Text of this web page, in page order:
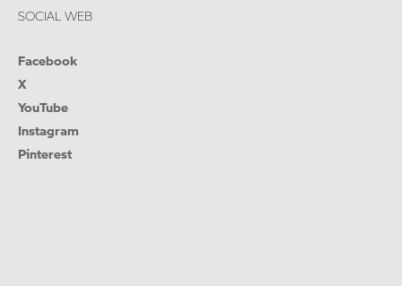
SOCIAL WEB
Facebook
X
YouTube
Instagram
Pinterest